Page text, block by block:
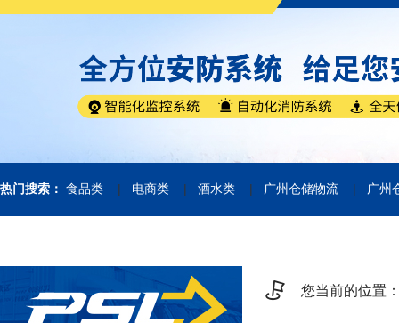
热门搜索： 食品类 | 电商类 | 酒水类 | 广州仓储物流 | 广州
您当前的位置